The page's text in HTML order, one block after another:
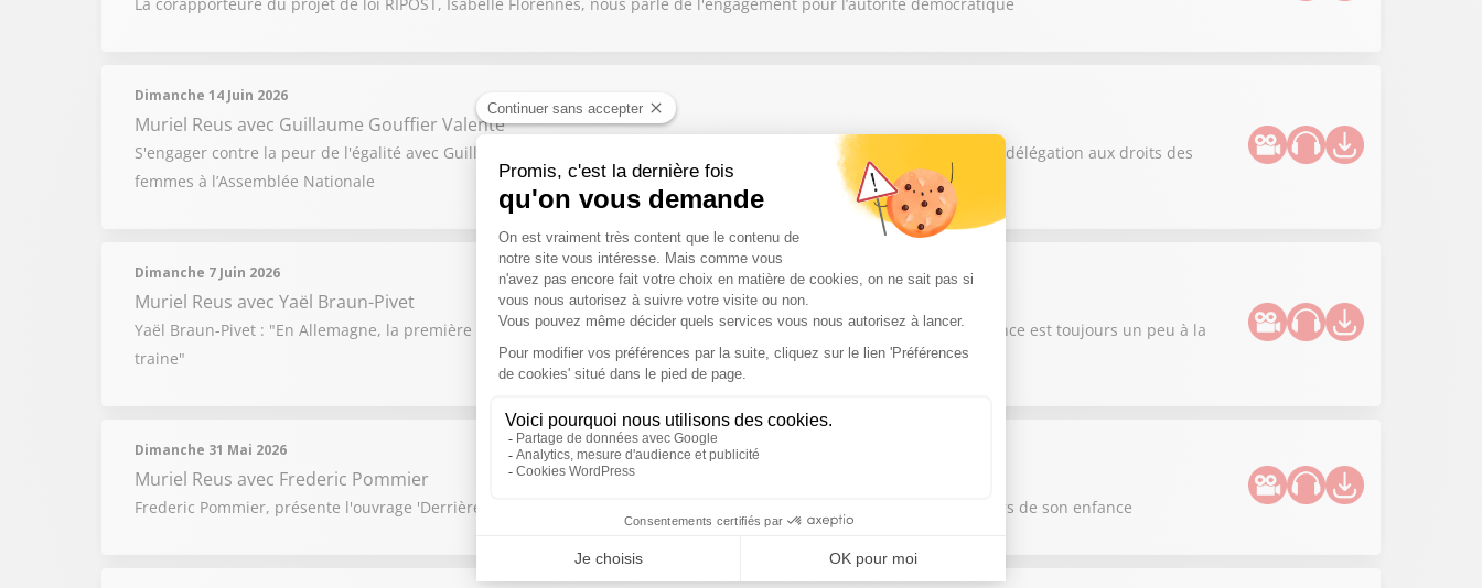
Dimanche 14 Juin 2026
Muriel Reus avec Guillaume Gouffier Valente
S'engager contre la peur de l'égalité avec Guillaume Gouffier Valente, député du Val de Marne et vice-president de la délégation aux droits des
femmes à l’Assemblée Nationale
Dimanche 7 Juin 2026
Muriel Reus avec Yaël Braun-Pivet
Yaël Braun-Pivet : "En Allemagne, la première femme présidente du Bundestag a été élue , 50 ans avant nous. La France est toujours un peu à la
traine"
Dimanche 31 Mai 2026
Muriel Reus avec Frederic Pommier
Frederic Pommier, présente l'ouvrage 'Derrière les arbres', dans lequel il raconte les agressions qu’il a vécues au cours de son enfance